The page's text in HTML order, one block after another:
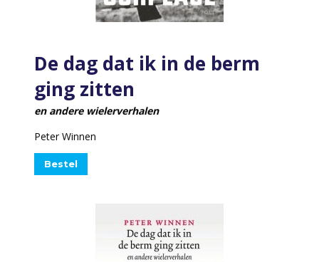
De dag dat ik in de berm
ging zitten
en andere wielerverhalen
Peter Winnen
Bestel